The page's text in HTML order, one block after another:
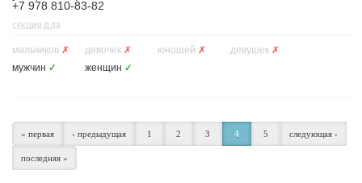
+7 978 810-83-82
СЕКЦИЯ ДЛЯ
мальчиков ✗ девочек ✗ юношей ✗ девушек ✗
мужчин ✓ женщин ✓
« первая ‹ предыдущая 1 2 3 4 5 следующая ›
последняя »